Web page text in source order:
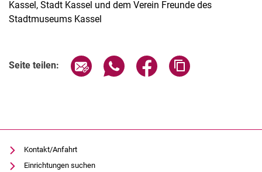
Kassel, Stadt Kassel und dem Verein Freunde des
Stadtmuseums Kassel
Seite teilen: Seite über E-Mail teilen
Seite über WhatsApp teilen
Seite über Facebook
Kontakt/Anfahrt
Einrichtungen suchen